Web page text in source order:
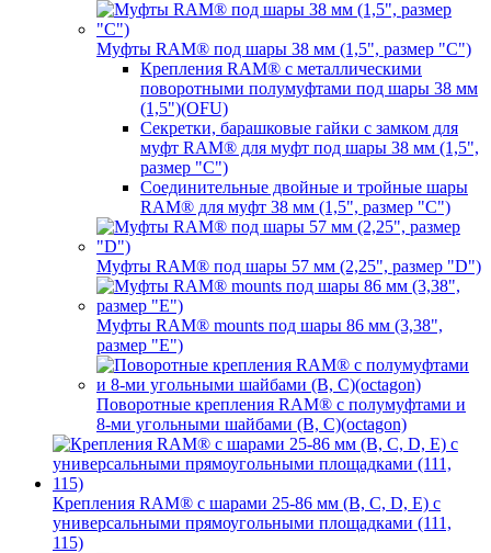
Муфты RAM® под шары 38 мм (1,5", размер "C")
Крепления RAM® с металлическими
поворотными полумуфтами под шары 38 мм
(1,5")(OFU)
Секретки, барашковые гайки с замком для
муфт RAM® для муфт под шары 38 мм (1,5",
размер "C")
Соединительные двойные и тройные шары
RAM® для муфт 38 мм (1,5", размер "C")
Муфты RAM® под шары 57 мм (2,25", размер "D")
Муфты RAM® mounts под шары 86 мм (3,38",
размер "E")
Поворотные крепления RAM® c полумуфтами и
8-ми угольными шайбами (B, C)(octagon)
Крепления RAM® с шарами 25-86 мм (B, C, D, E) с
универсальными прямоугольными площадками (111,
115)